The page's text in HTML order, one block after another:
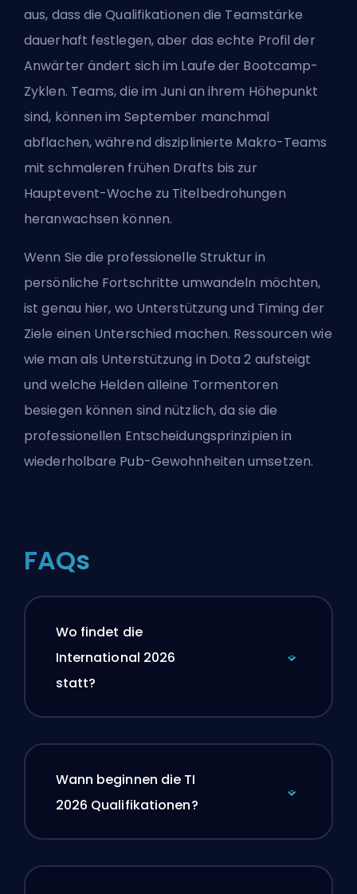
aus, dass die Qualifikationen die Teamstärke
dauerhaft festlegen, aber das echte Profil der
Anwärter ändert sich im Laufe der Bootcamp-
Zyklen. Teams, die im Juni an ihrem Höhepunkt
sind, können im September manchmal
abflachen, während disziplinierte Makro-Teams
mit schmaleren frühen Drafts bis zur
Hauptevent-Woche zu Titelbedrohungen
heranwachsen können.
Wenn Sie die professionelle Struktur in
persönliche Fortschritte umwandeln möchten,
ist genau hier, wo Unterstützung und Timing der
Ziele einen Unterschied machen. Ressourcen wie
wie man als Unterstützung in Dota 2 aufsteigt
undwelche Helden alleine Tormentoren
besiegen können sind nützlich, da sie die
professionellen Entscheidungsprinzipien in
wiederholbare Pub-Gewohnheiten umsetzen.
FAQs
Wo findet die
International 2026
statt?
Wann beginnen die TI
2026 Qualifikationen?